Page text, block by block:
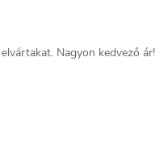
Nagyon kedvező ár!